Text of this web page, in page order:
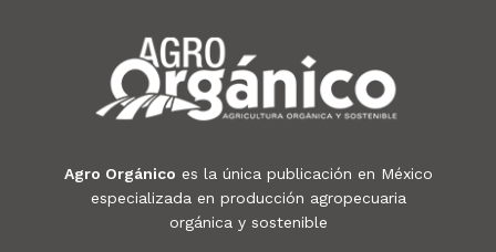
Agro Orgánico es la única publicación en México
especializada en producción agropecuaria
orgánica y sostenible